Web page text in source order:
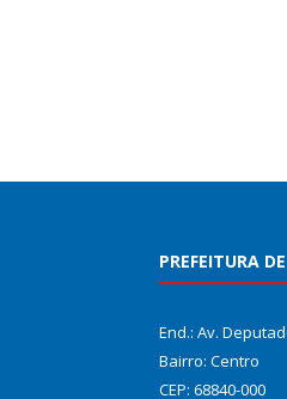
PREFEITURA
End.: Av.
Bairro: Centro
CEP: 68840-000